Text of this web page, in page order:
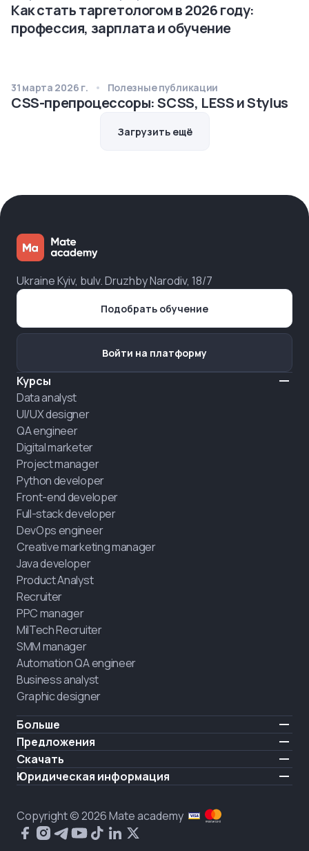
Как стать таргетологом в 2026 году:
профессия, зарплата и обучение
31 марта 2026 г. Полезные публикации
CSS-препроцессоры: SCSS, LESS и Stylus
Загрузить ещё
Ukraine Kyiv, bulv. Druzhby Narodiv, 18/7
Курсы
Data analyst
UI/UX designer
QA engineer
Digital marketer
Project manager
Python developer
Front-end developer
Full-stack developer
DevOps engineer
Creative marketing manager
Java developer
Product Analyst
Recruiter
PPC manager
MilTech Recruiter
SMM manager
Automation QA engineer
Business analyst
Graphic designer
Больше
Цены
Отзывы
О нас
Состояние рынка IT
Вопросы и ответы про IT
Предложения
IT для ветеранов
Нанять выпускника
Обучение полного дня
Скачать
iOS
Юридическая информация
Политика конфиденциальности
Политика cookies
Публичное договор
Подобрать обучение
Войти на платформу
Copyright © 2026 Mate academy